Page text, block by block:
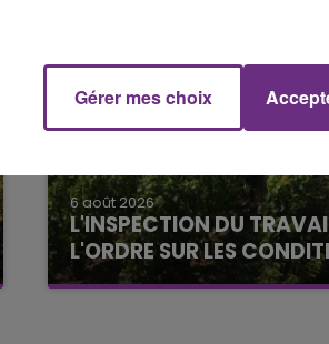
6 août 2026
L'INSPECTION DU
L'ORDRE SUR LES
Alors que les dates de début
14h00 - 15h00
La Radio Pop
Gérer mes choix